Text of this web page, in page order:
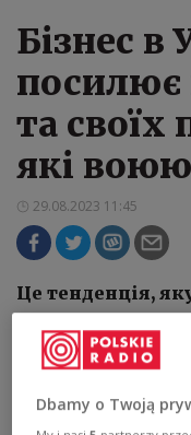
Бізнес в
посилює
та своїх
які
29.08.2023 11:45
Це тенденція,
нового
під час війни»
Асоціації. Нині
підтримують
служать у ЗСУ, а
Dbamy o Twoją